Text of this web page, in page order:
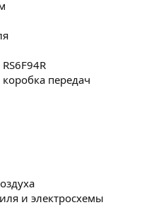
коробка передач
и электросхемы